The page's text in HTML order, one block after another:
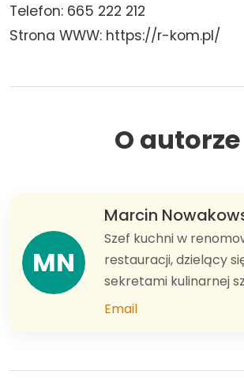
Telefon: 665 222 212
Strona WWW: https://r-kom.pl/
O autorze
MN
Marcin
Szef kuchni w
restauracji, dzielący
sekretami kulinarnej
Email